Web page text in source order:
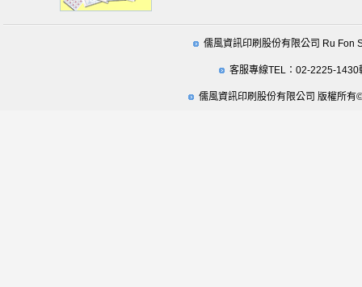
儒風資訊印刷股份有限公司 Ru Fon
客服專線TEL：02-2225-1430
儒風資訊印刷股份有限公司 版權所